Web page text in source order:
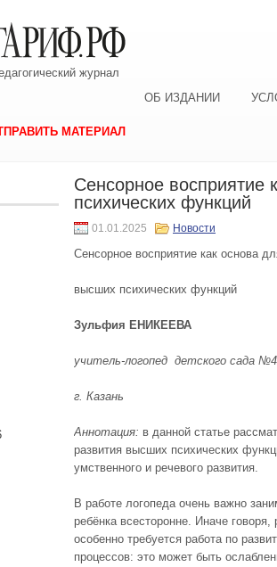
журнал
ОБ ИЗДАНИИ
МАТЕРИАЛ
Сенсорное восприятие
психических функций
01.01.2025 Новости
Сенсорное восприятие как основа
высших психических функций
Зульфия ЕНИКЕЕВА
учитель-логопед детского сада
г. Казань
Аннотация: в данной статье
развития высших психических
умственного и речевого развития.
В работе логопеда очень важно
ребёнка всесторонне. Иначе
особенно требуется работа по
процессов: это может быть